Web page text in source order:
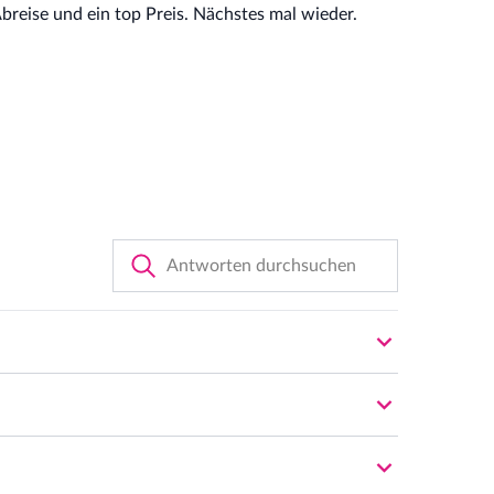
und ein top Preis. Nächstes mal wieder.